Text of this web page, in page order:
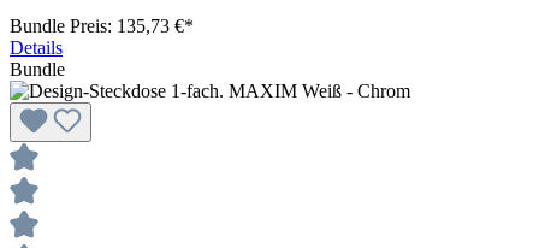
Bundle Preis: 135,73 €*
Details
Bundle